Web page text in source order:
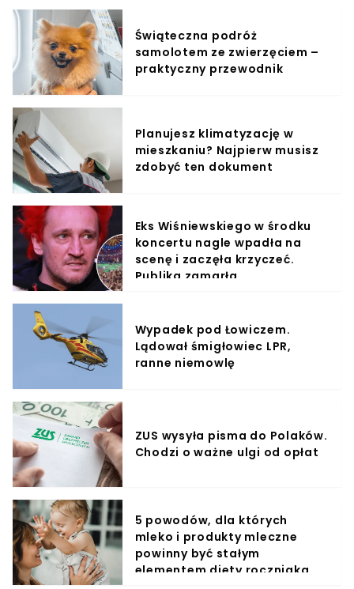
Świąteczna podróż
samolotem ze zwierzęciem –
praktyczny przewodnik
Planujesz klimatyzację w
mieszkaniu? Najpierw musisz
zdobyć ten dokument
Eks Wiśniewskiego w środku
koncertu nagle wpadła na
scenę i zaczęła krzyczeć.
Publika zamarła
Wypadek pod Łowiczem.
Lądował śmigłowiec LPR,
ranne niemowlę
ZUS wysyła pisma do Polaków.
Chodzi o ważne ulgi od opłat
5 powodów, dla których
mleko i produkty mleczne
powinny być stałym
elementem diety roczniaka